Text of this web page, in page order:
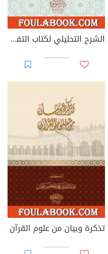
الشرح التحليلي لكتاب التفسير من صحيح مسلم بن الحجاج - الجزء الثالث
تذكرة وبيان من علوم القرآن